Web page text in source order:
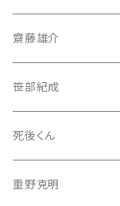
齋藤雄介
笹部紀成
死後くん
重野克明